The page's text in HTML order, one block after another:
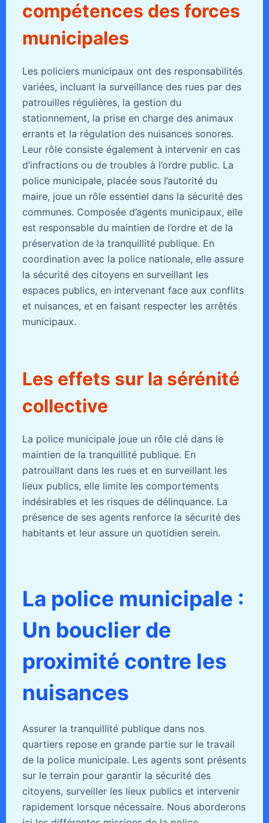
compétences des forces
municipales
Les policiers municipaux ont des responsabilités
variées, incluant la surveillance des rues par des
patrouilles régulières, la gestion du
stationnement, la prise en charge des animaux
errants et la régulation des nuisances sonores.
Leur rôle consiste également à intervenir en cas
d’infractions ou de troubles à l’ordre public. La
police municipale, placée sous l’autorité du
maire, joue un rôle essentiel dans la sécurité des
communes. Composée d’agents municipaux, elle
est responsable du maintien de l’ordre et de la
préservation de la tranquillité publique. En
coordination avec la police nationale, elle assure
la sécurité des citoyens en surveillant les
espaces publics, en intervenant face aux conflits
et nuisances, et en faisant respecter les arrêtés
municipaux.
Les effets sur la sérénité
collective
La police municipale joue un rôle clé dans le
maintien de la tranquillité publique. En
patrouillant dans les rues et en surveillant les
lieux publics, elle limite les comportements
indésirables et les risques de délinquance. La
présence de ses agents renforce la sécurité des
habitants et leur assure un quotidien serein.
La police municipale :
Un bouclier de
proximité contre les
nuisances
Assurer la tranquillité publique dans nos
quartiers repose en grande partie sur le travail
de la police municipale. Les agents sont présents
sur le terrain pour garantir la sécurité des
citoyens, surveiller les lieux publics et intervenir
rapidement lorsque nécessaire. Nous aborderons